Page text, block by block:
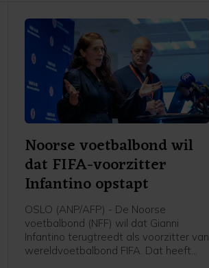
Noorse voetbalbond wil
dat FIFA-voorzitter
Infantino opstapt
OSLO (ANP/AFP) - De Noorse
voetbalbond (NFF) wil dat Gianni
Infantino terugtreedt als voorzitter van
wereldvoetbalbond FIFA. Dat heeft